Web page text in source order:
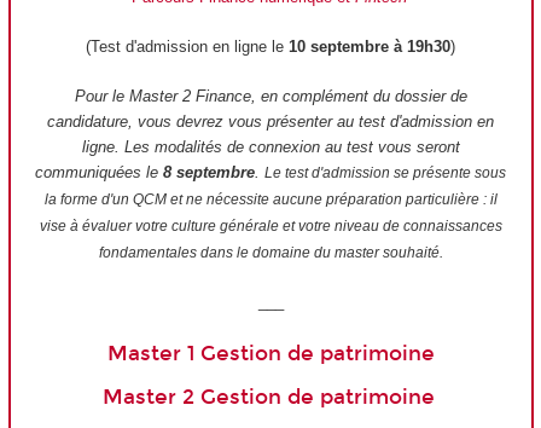
(Test d'admission en ligne le 10 septembre à 19h30)
Pour le Master 2 Finance, en complément du dossier de
candidature, vous devrez vous présenter au test d'admission en
ligne. Les modalités de connexion au test vous seront
communiquées le 8 septembre Le test d'admission se présente sous
la forme d'un QCM et ne nécessite aucune préparation particulière : il
vise à évaluer votre culture générale et votre niveau de connaissances
fondamentales dans le domaine du master souhaité.
Master 1 Gestion de patrimoine
Master 2 Gestion de patrimoine